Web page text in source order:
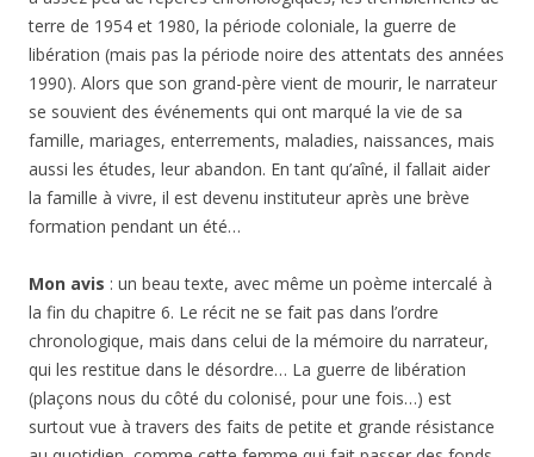
terre de 1954 et 1980, la période coloniale, la guerre de
libération (mais pas la période noire des attentats des années
1990). Alors que son grand-père vient de mourir, le narrateur
se souvient des événements qui ont marqué la vie de sa
famille, mariages, enterrements, maladies, naissances, mais
aussi les études, leur abandon. En tant qu’aîné, il fallait aider
la famille à vivre, il est devenu instituteur après une brève
formation pendant un été…
Mon avis : un beau texte, avec même un poème intercalé à
la fin du chapitre 6. Le récit ne se fait pas dans l’ordre
chronologique, mais dans celui de la mémoire du narrateur,
qui les restitue dans le désordre… La guerre de libération
(plaçons nous du côté du colonisé, pour une fois…) est
surtout vue à travers des faits de petite et grande résistance